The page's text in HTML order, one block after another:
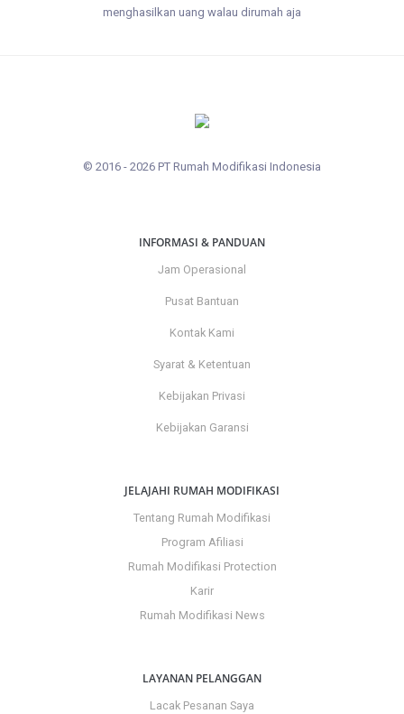
menghasilkan uang walau dirumah aja
© 2016 - 2026 PT Rumah Modifikasi Indonesia
INFORMASI & PANDUAN
Jam Operasional
Pusat Bantuan
Kontak Kami
Syarat & Ketentuan
Kebijakan Privasi
Kebijakan Garansi
JELAJAHI RUMAH MODIFIKASI
Tentang Rumah Modifikasi
Program Afiliasi
Rumah Modifikasi Protection
Karir
Rumah Modifikasi News
LAYANAN PELANGGAN
Lacak Pesanan Saya